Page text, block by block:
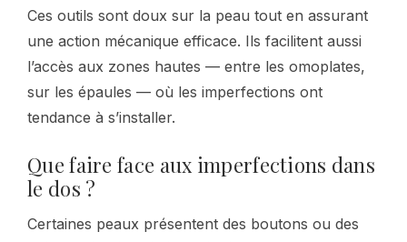
Ces outils sont doux sur la peau tout en assurant
une action mécanique efficace. Ils facilitent aussi
l’accès aux zones hautes — entre les omoplates,
sur les épaules — où les imperfections ont
tendance à s’installer.
Que faire face aux imperfections dans
le dos ?
Certaines peaux présentent des boutons ou des